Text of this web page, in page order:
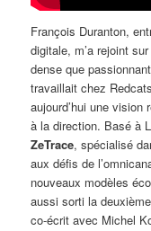
François Duranton,
digitale, m’a rejoint
dense que
travaillait chez
aujourd’hui une vision
à la direction. Basé à
ZeTrace, spécialisé
aux défis de
nouveaux modèles
aussi sorti la
co-écrit avec Michel